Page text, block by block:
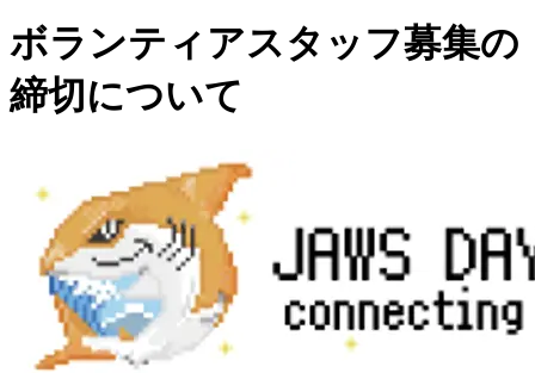
ボランティアスタッフ募集の
締切について